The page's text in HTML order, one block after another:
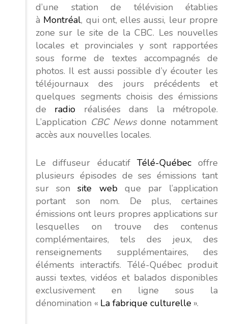
d’une station de télévision établies
à Montréal, qui ont, elles aussi, leur propre
zone sur le site de la CBC. Les nouvelles
locales et provinciales y sont rapportées
sous forme de textes accompagnés de
photos. Il est aussi possible d’y écouter les
téléjournaux des jours précédents et
quelques segments choisis des émissions
de radio réalisées dans la métropole.
L’application CBC Newsdonne notamment
accès aux nouvelles locales.
Le diffuseur éducatif Télé-Québecoffre
plusieurs épisodes de ses émissions tant
sur sonsite webque par l’application
portant son nom. De plus, certaines
émissions ont leurs propres applications sur
lesquelles on trouve des contenus
complémentaires, tels des jeux, des
renseignements supplémentaires, des
éléments interactifs. Télé-Québec produit
aussi textes, vidéos et balados disponibles
exclusivement en ligne sous la
dénomination « La fabrique culturelle ».